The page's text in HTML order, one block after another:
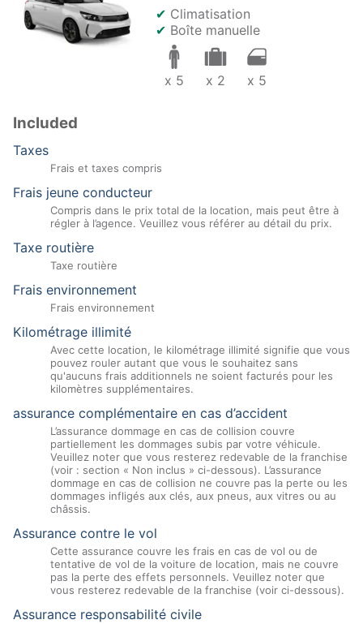
✔ Climatisation
✔ Boîte manuelle
x 5 x 2 x 5
Included
Taxes
Frais et taxes compris
Frais jeune conducteur
Compris dans le prix total de la location, mais peut être à
régler à l’agence. Veuillez vous référer au détail du prix.
Taxe routière
Taxe routière
Frais environnement
Frais environnement
Kilométrage illimité
Avec cette location, le kilométrage illimité signifie que vous
pouvez rouler autant que vous le souhaitez sans
qu'aucuns frais additionnels ne soient facturés pour les
kilomètres supplémentaires.
assurance complémentaire en cas d’accident
L’assurance dommage en cas de collision couvre
partiellement les dommages subis par votre véhicule.
Veuillez noter que vous resterez redevable de la franchise
(voir : section « Non inclus » ci-dessous). L’assurance
dommage en cas de collision ne couvre pas la perte ou les
dommages infligés aux clés, aux pneus, aux vitres ou au
châssis.
Assurance contre le vol
Cette assurance couvre les frais en cas de vol ou de
tentative de vol de la voiture de location, mais ne couvre
pas la perte des effets personnels. Veuillez noter que
vous resterez redevable de la franchise (voir ci-dessous).
Assurance responsabilité civile